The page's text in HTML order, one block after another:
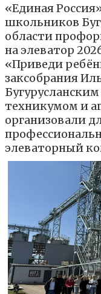
«Единая
школьников
области
на элеватор
«Приведи
заксобрания
техникумом и
организовали
элеваторный